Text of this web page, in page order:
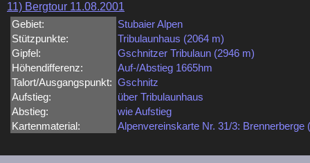
11) Bergtour 11.08.2001
Gebiet:
Stubaier Alpen
Stützpunkte:
Tribulaunhaus (2064 m)
Gipfel:
Gschnitzer Tribulaun (2946 m)
Höhendifferenz:
Auf-/Abstieg 1665hm
Talort/Ausgangspunkt: Gschnitz
Aufstieg:
über Tribulaunhaus
Abstieg:
wie Aufstieg
Kartenmaterial:
Alpenvereinskarte Nr. 31/3: Brennerberge